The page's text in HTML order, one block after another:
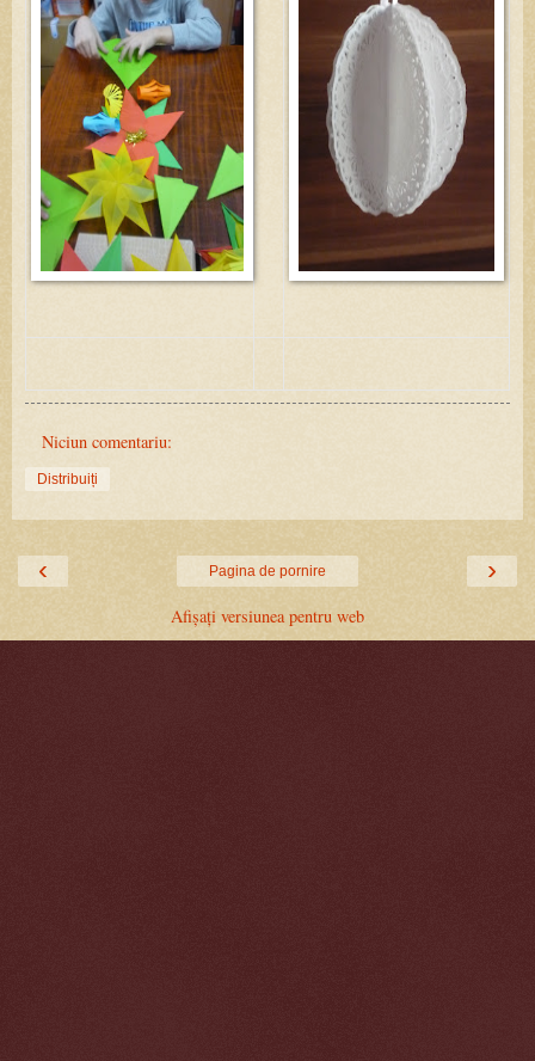
Niciun comentariu:
Distribuiți
‹ ›
Pagina de pornire
Afișați versiunea pentru web